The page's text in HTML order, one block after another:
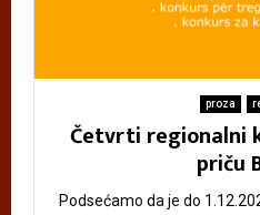
proza
Četvrti regionalni
priču
Podsećamo da je do